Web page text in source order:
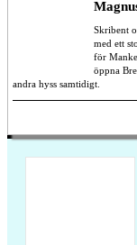
Skribent
med ett
för
öppna
andra hyss samtidigt.